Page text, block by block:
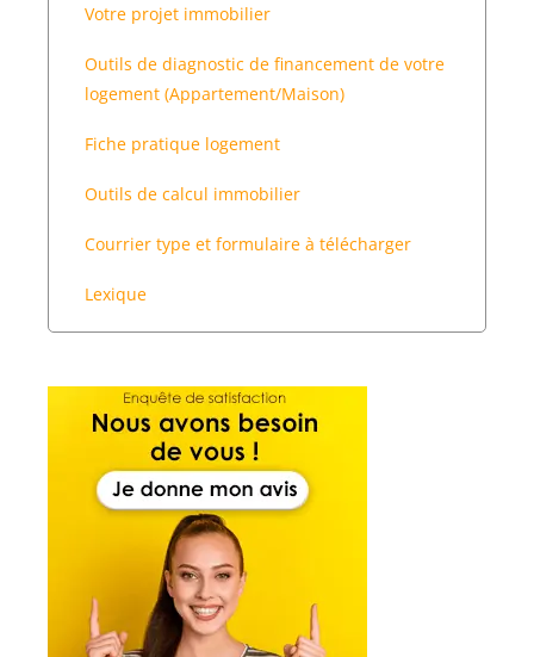
Votre projet immobilier
Outils de diagnostic de financement de votre
logement (Appartement/Maison)
Fiche pratique logement
Outils de calcul immobilier
Courrier type et formulaire à télécharger
Lexique